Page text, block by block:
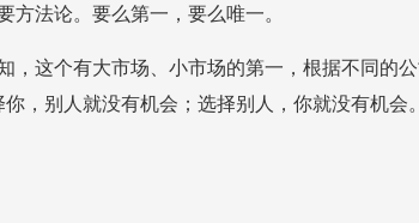
法论。要么第一，要么唯一。
，别人就没有机会；选择别人，你就没有机会。